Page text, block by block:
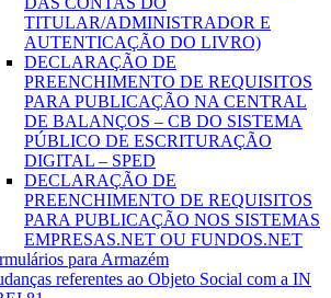
TITULAR/ADMINISTRADOR E
AUTENTICAÇÃO DO LIVRO)
DECLARAÇÃO DE
PREENCHIMENTO DE REQUISITOS
PARA PUBLICAÇÃO NA CENTRAL
DE BALANÇOS – CB DO SISTEMA
PÚBLICO DE ESCRITURAÇÃO
DIGITAL – SPED
DECLARAÇÃO DE
PREENCHIMENTO DE REQUISITOS
PARA PUBLICAÇÃO NOS SISTEMAS
EMPRESAS.NET OU FUNDOS.NET
para Armazém
referentes ao Objeto Social com a IN